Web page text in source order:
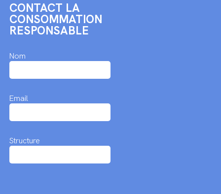
CONTACT LA
CONSOMMATION
RESPONSABLE
Nom
Email
Structure